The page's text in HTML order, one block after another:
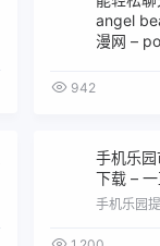
angel
漫网 –
942
手机乐
下载 –